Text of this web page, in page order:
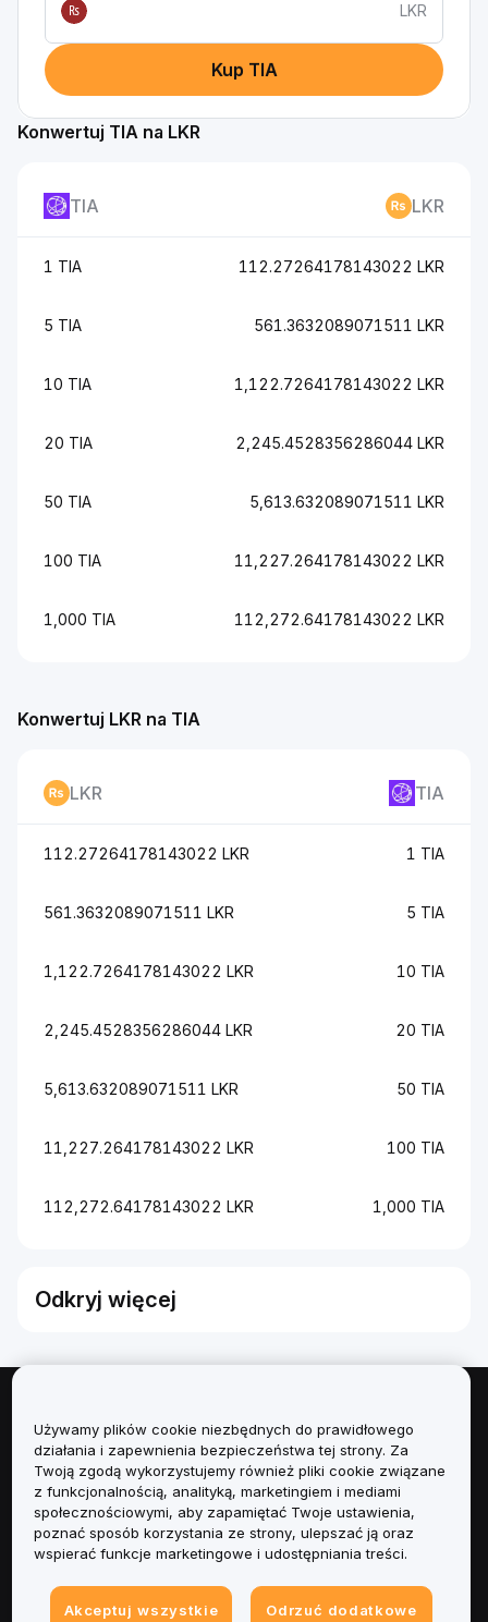
₨
LKR
Kup TIA
Konwertuj TIA na LKR
TIA LKR
1 TIA 112.27264178143022 LKR
5 TIA 561.3632089071511 LKR
10 TIA 1,122.7264178143022 LKR
20 TIA 2,245.4528356286044 LKR
50 TIA 5,613.632089071511 LKR
100 TIA 11,227.264178143022 LKR
1,000 TIA 112,272.64178143022 LKR
Konwertuj LKR na TIA
LKR TIA
112.27264178143022 LKR 1 TIA
561.3632089071511 LKR 5 TIA
1,122.7264178143022 LKR 10 TIA
2,245.4528356286044 LKR 20 TIA
5,613.632089071511 LKR 50 TIA
11,227.264178143022 LKR 100 TIA
112,272.64178143022 LKR 1,000 TIA
Odkryj więcej
Informacje
Usługi
Obsługa Klienta
Używamy plików cookie niezbędnych do prawidłowego
działania i zapewnienia bezpieczeństwa tej strony. Za
Twoją zgodą wykorzystujemy również pliki cookie związane
z funkcjonalnością, analityką, marketingiem i mediami
społecznościowymi, aby zapamiętać Twoje ustawienia,
poznać sposób korzystania ze strony, ulepszać ją oraz
wspierać funkcje marketingowe i udostępniania treści.
Akceptuj wszystkie
Odrzuć dodatkowe